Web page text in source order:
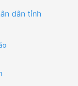
dân tỉnh